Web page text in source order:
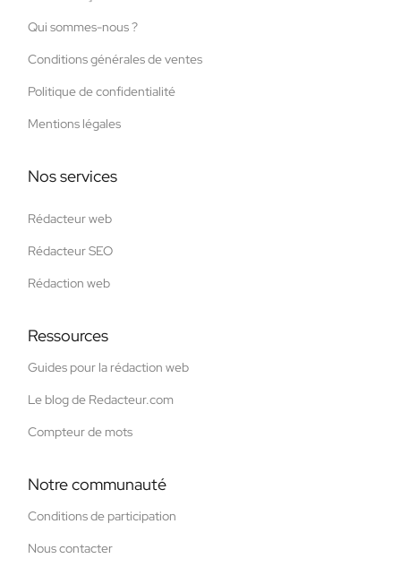
Qui sommes-nous ?
Conditions générales de ventes
Politique de confidentialité
Mentions légales
Nos services
Rédacteur web
Rédacteur SEO
Rédaction web
Ressources
Guides pour la rédaction web
Le blog de Redacteur.com
Compteur de mots
Notre communauté
Conditions de participation
Nous contacter